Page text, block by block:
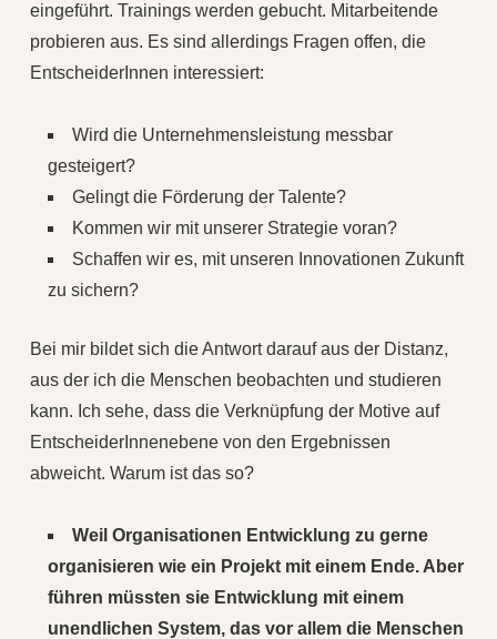
eingeführt. Trainings werden gebucht. Mitarbeitende
probieren aus. Es sind allerdings Fragen offen, die
EntscheiderInnen interessiert:
Wird die Unternehmensleistung messbar
gesteigert?
Gelingt die Förderung der Talente?
Kommen wir mit unserer Strategie voran?
Schaffen wir es, mit unseren Innovationen Zukunft
zu sichern?
Bei mir bildet sich die Antwort darauf aus der Distanz,
aus der ich die Menschen beobachten und studieren
kann. Ich sehe, dass die Verknüpfung der Motive auf
EntscheiderInnenebene von den Ergebnissen
abweicht. Warum ist das so?
Weil Organisationen Entwicklung zu gerne
organisieren wie ein Projekt mit einem Ende. Aber
führen müssten sie Entwicklung mit einem
unendlichen System, das vor allem die Menschen